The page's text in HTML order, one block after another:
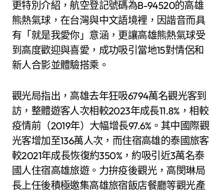
更特別介紹，航空登記號碼為B-94520的高雄
熊熱氣球，在台灣與中文語境裡，因諧音而具
有「就是我愛你」意涵，更讓高雄熊熱氣球受
到高度歡迎與喜愛，成功吸引當地15對情侶和
新人合影並體驗搭乘。
觀光局指出，高雄去年狂吸6794萬名觀光客到
訪，整體遊客人次相較2023年成長11.8%，相較
疫情前（2019年）大幅增長97.6%。其中國際觀
光客增加至136萬人次，而住宿高雄的泰國旅客
較2021年成長恢復約350%，約吸引近3萬名泰
國人住宿高雄旅遊。力拚疫後觀光，高閔琳局
長上任後積極邀集高雄旅宿飯店餐廳等觀光產